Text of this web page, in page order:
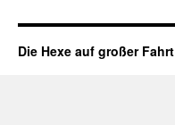
Die Hexe auf großer Fahrt